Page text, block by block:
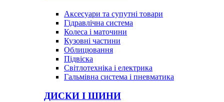
Аксесуари та супутні товари
Гідравлічна система
Колеса і маточини
Кузовні частини
Облицювання
Підвіска
Світлотехніка і електрика
Гальмівна система і пневматика
ДИСКИ І ШИНИ